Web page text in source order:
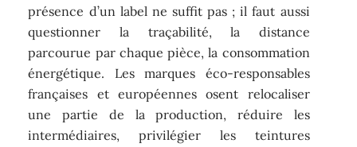
présence d’un label ne suffit pas ; il faut aussi
questionner la traçabilité, la distance
parcourue par chaque pièce, la consommation
énergétique. Les marques éco-responsables
françaises et européennes osent relocaliser
une partie de la production, réduire les
intermédiaires, privilégier les teintures